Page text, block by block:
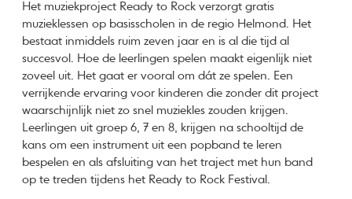
Het muziekproject Ready to Rock verzorgt gratis
muzieklessen op basisscholen in de regio Helmond. Het
bestaat inmiddels ruim zeven jaar en is al die tijd al
succesvol. Hoe de leerlingen spelen maakt eigenlijk niet
zoveel uit. Het gaat er vooral om dát ze spelen. Een
verrijkende ervaring voor kinderen die zonder dit project
waarschijnlijk niet zo snel muziekles zouden krijgen.
Leerlingen uit groep 6, 7 en 8, krijgen na schooltijd de
kans om een instrument uit een popband te leren
bespelen en als afsluiting van het traject met hun band
op te treden tijdens het Ready to Rock Festival.